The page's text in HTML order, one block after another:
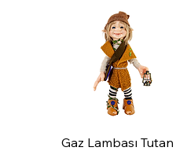
Gaz Lambası Tutan